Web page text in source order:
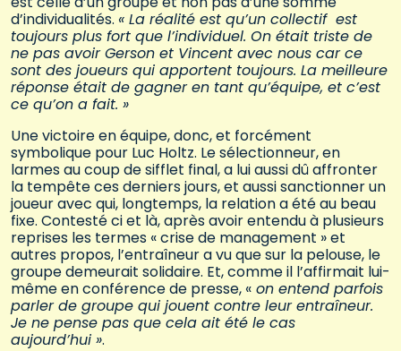
d’individualités. « La réalité est qu’un collectif est
toujours plus fort que l’individuel. On était triste de
ne pas avoir Gerson et Vincent avec nous car ce
sont des joueurs qui apportent toujours. La meilleure
réponse était de gagner en tant qu’équipe, et c’est
ce qu’on a fait. »
Une victoire en équipe, donc, et forcément
symbolique pour Luc Holtz. Le sélectionneur, en
larmes au coup de sifflet final, a lui aussi dû affronter
la tempête ces derniers jours, et aussi sanctionner un
joueur avec qui, longtemps, la relation a été au beau
fixe. Contesté ci et là, après avoir entendu à plusieurs
reprises les termes « crise de management » et
autres propos, l’entraîneur a vu que sur la pelouse, le
groupe demeurait solidaire. Et, comme il l’affirmait lui-
même en conférence de presse, « on entend parfois
parler de groupe qui jouent contre leur entraîneur.
Je ne pense pas que cela ait été le cas
aujourd’hui ».